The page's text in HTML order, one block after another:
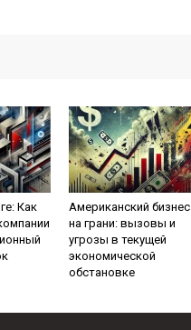
Как
Американский бизнес
на грани: вызовы и
угрозы в текущей
экономической
обстановке